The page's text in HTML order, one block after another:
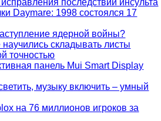
последствий инсульта
Daymare: 1998 состоялся 17
ядерной войны?
складывать листы
точностью
панель Mui Smart Display
музыку включить – умный
на 76 миллионов игроков за